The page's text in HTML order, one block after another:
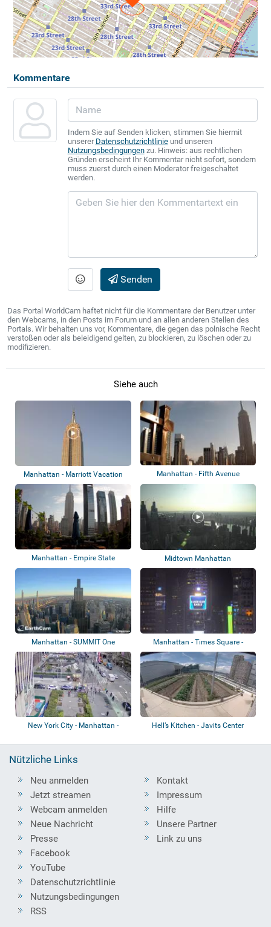
Kommentare
Indem Sie auf Senden klicken, stimmen Sie hiermit
unserer Datenschutzrichtlinieund unseren
Nutzungsbedingungenzu. Hinweis: aus rechtlichen
Gründen erscheint Ihr Kommentar nicht sofort, sondern
muss zuerst durch einen Moderator freigeschaltet
werden.
Senden
Das Portal WorldCam haftet nicht für die Kommentare der Benutzer unter
den Webcams, in den Posts im Forum und an allen anderen Stellen des
Portals. Wir behalten uns vor, Kommentare, die gegen das polnische Recht
verstoßen oder als beleidigend gelten, zu blockieren, zu löschen oder zu
modifizieren.
Siehe auch
Manhattan - Marriott Vacation
Club Pulse...
Manhattan - Fifth Avenue
Manhattan - Empire State
Building
Midtown Manhattan
Manhattan - SUMMIT One
Vanderbilt
Manhattan - Times Square -
Times Square...
New York City - Manhattan -
Hell’s Kitchen - Javits Center
Nützliche Links
Neu anmelden
Jetzt streamen
Webcam anmelden
Neue Nachricht
Presse
Kontakt
Impressum
Hilfe
Unsere Partner
Link zu uns
Facebook
YouTube
Datenschutzrichtlinie
Nutzungsbedingungen
RSS